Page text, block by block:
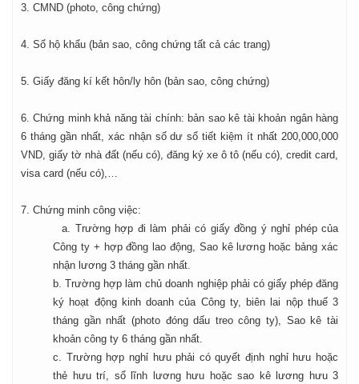
3. CMND (photo, công chứng)
4. Sổ hộ khẩu (bản sao, công chứng tất cả các trang)
5. Giấy đăng kí kết hôn/ly hôn (bản sao, công chứng)
6. Chứng minh khả năng tài chính: bản sao kê tài khoản ngân hàng
6 tháng gần nhất, xác nhận số dư sổ tiết kiệm ít nhất 200,000,000
VND, giấy tờ nhà đất (nếu có), đăng ký xe ô tô (nếu có), credit card,
visa card (nếu có),…
7. Chứng minh công việc:
a. Trường hợp đi làm phải có giấy đồng ý nghỉ phép của
Công ty + hợp đồng lao động, Sao kê lương hoặc bảng xác
nhận lương 3 tháng gần nhất.
b. Trường hợp làm chủ doanh nghiệp phải có giấy phép đăng
ký hoạt động kinh doanh của Công ty, biên lai nộp thuế 3
tháng gần nhất (photo đóng dấu treo công ty), Sao kê tài
khoản công ty 6 tháng gần nhất.
c. Trường hợp nghỉ hưu phải có quyết định nghỉ hưu hoặc
thẻ hưu trí, sổ lĩnh lương hưu hoặc sao kê lương hưu 3